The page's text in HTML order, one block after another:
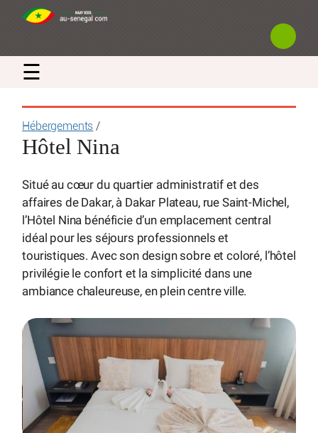
☰
Hébergements /
Hôtel Nina
Situé au cœur du quartier administratif et des
affaires de Dakar, à Dakar Plateau, rue Saint-Michel,
l’Hôtel Nina bénéficie d’un emplacement central
idéal pour les séjours professionnels et
touristiques. Avec son design sobre et coloré, l’hôtel
privilégie le confort et la simplicité dans une
ambiance chaleureuse, en plein centre ville.